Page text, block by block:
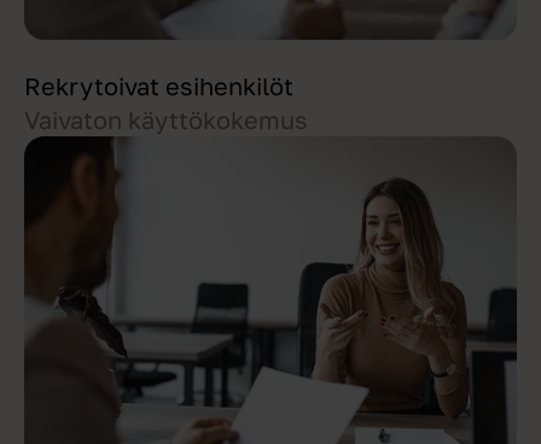
Rekrytoivat esihenkilöt
Vaivaton käyttökokemus